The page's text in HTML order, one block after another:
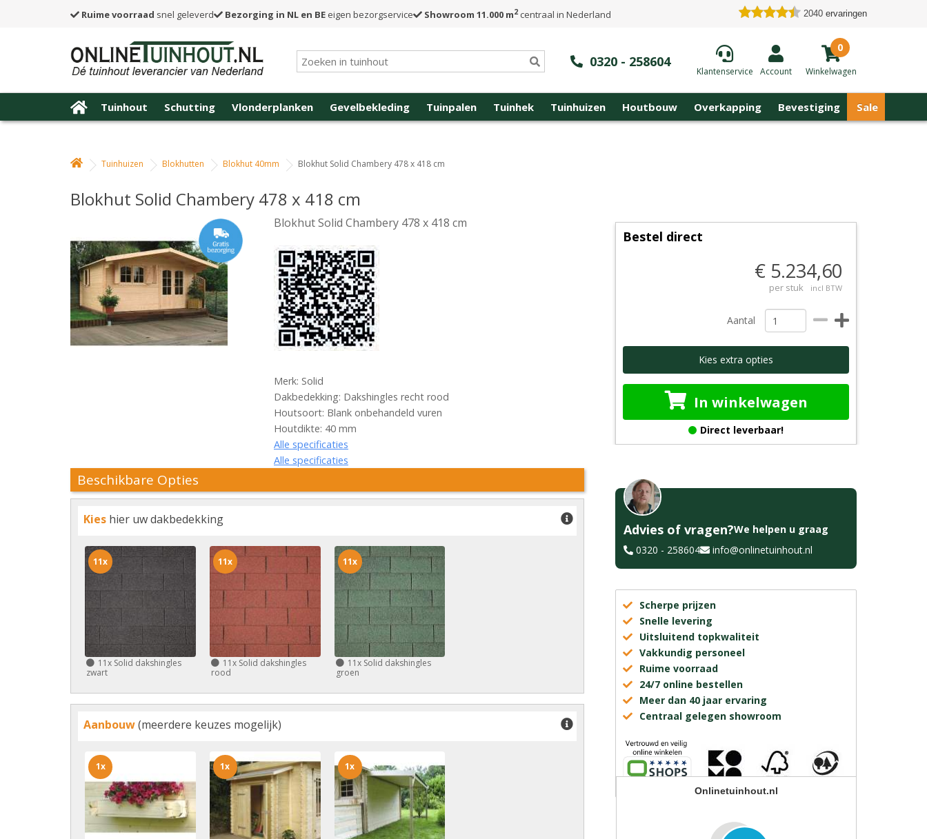
Ruime voorraad snel geleverd Bezorging in NL en BE eigen bezorgservice Showroom 11.000 m2centraal in Nederland 2040 ervaringen
0320 - 258604
Klantenservice Account
0
Winkelwagen
Tuinhout Schutting Vlonderplanken Gevelbekleding Tuinpalen Tuinhek Tuinhuizen Houtbouw Overkapping Bevestiging Sale
Tuinhuizen Blokhutten Blokhut 40mm Blokhut Solid Chambery 478 x 418 cm
Blokhut Solid Chambery 478 x 418 cm
Blokhut Solid Chambery 478 x 418 cm
Merk: Solid
Dakbedekking: Dakshingles recht rood
Houtsoort: Blank onbehandeld vuren
Houtdikte: 40 mm
Alle specificaties
Alle specificaties
Beschikbare Opties
Kies hier uw dakbedekking
11x Solid dakshingles
zwart
11x
11xSolid dakshingles
rood
11x
11xSolid dakshingles
groen
11x
Aanbouw(meerdere keuzes mogelijk)
1x 1x 1x
Bestel direct
€ 5.234,60
per stuk incl BTW
Aantal
Kies extra opties
In winkelwagen
Direct leverbaar!
Advies of vragen?We helpen u graag
0320 - 258604
info@onlinetuinhout.nl
Scherpe prijzen
Snelle levering
Uitsluitend topkwaliteit
Vakkundig personeel
Ruime voorraad
24/7 online bestellen
Meer dan 40 jaar ervaring
Centraal gelegen showroom
Onlinetuinhout.nl